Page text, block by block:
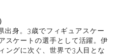
出身。3歳でフィギュアスケー
スケートの選手として活躍。伊
ングに次ぐ、世界で3人目とな